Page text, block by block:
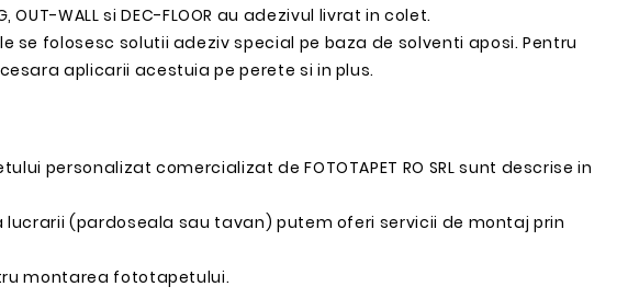
OUT-WALL si DEC-FLOOR au adezivul livrat in colet.
folosesc solutii adeziv special pe baza de solventi aposi. Pentru
aplicarii acestuia pe perete si in plus.
personalizat comercializat de FOTOTAPET RO SRL sunt descrise in
(pardoseala sau tavan) putem oferi servicii de montaj prin
montarea fototapetului.